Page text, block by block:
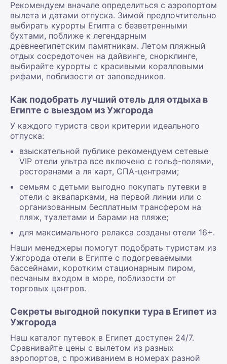
Рекомендуем вначале определиться с аэропортом
вылета и датами отпуска. Зимой предпочтительно
выбирать курорты Египта с безветренными
бухтами, поближе к легендарным
древнеегипетским памятникам. Летом пляжный
отдых сосредоточен на дайвинге, снорклинге,
выбирайте курорты с красивыми коралловыми
рифами, поблизости от заповедников.
Как подобрать лучший отель для отдыха в
Египте с выездом из Ужгорода
У каждого туриста свои критерии идеального
отпуска:
взыскательной публике рекомендуем сетевые
VIP отели ультра все включено с гольф-полями,
ресторанами а ля карт, СПА-центрами;
семьям с детьми выгодно покупать путевки в
отели с аквапарками, на первой линии или с
организованным бесплатным трансфером на
пляж, туалетами и барами на пляже;
для максимального релакса созданы отели 16+.
Наши менеджеры помогут подобрать туристам из
Ужгорода отели в Египте с подогреваемыми
бассейнами, коротким стационарным пиром,
песчаным входом в море, поблизости от
торговых центров.
Секреты выгодной покупки тура в Египет из
Ужгорода
Наш каталог путевок в Египет доступен 24/7.
Сравнивайте цены с вылетом из разных
аэропортов, с проживанием в номерах разной